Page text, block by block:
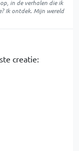
in de verhalen die ik
Ik ontdek. Mijn wereld
creatie: